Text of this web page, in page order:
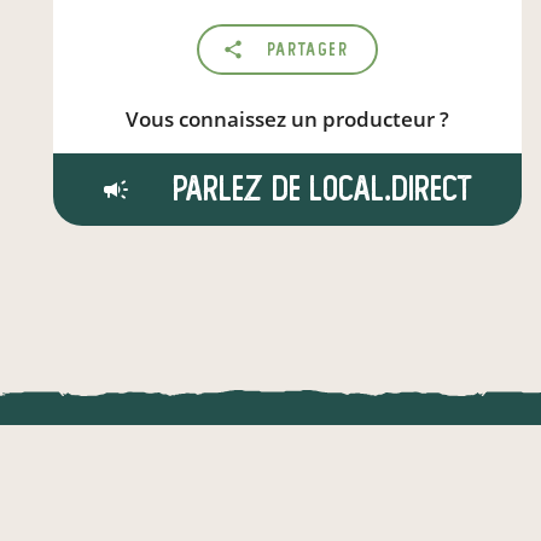
Partager
Vous connaissez un producteur ?
Parlez de local.direct